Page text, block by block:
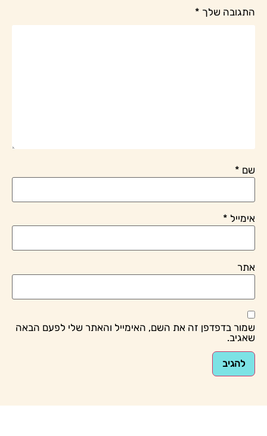
התגובה שלך *
שם *
אימייל *
אתר
שמור בדפדפן זה את השם, האימייל והאתר שלי לפעם הבאה
שאגיב.